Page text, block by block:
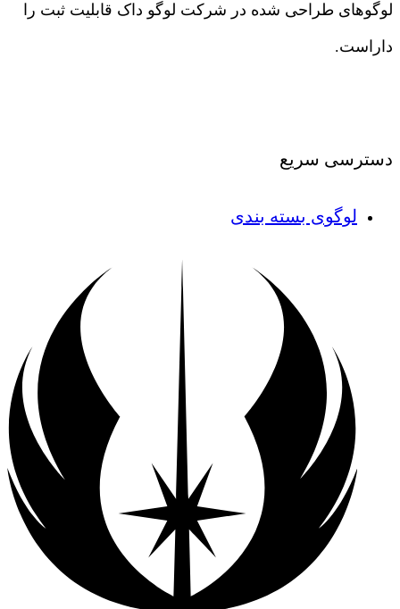
لوگوهای طراحی شده در شرکت لوگو داک قابلیت ثبت را
داراست.
دسترسی سریع
لوگوی بسته بندی